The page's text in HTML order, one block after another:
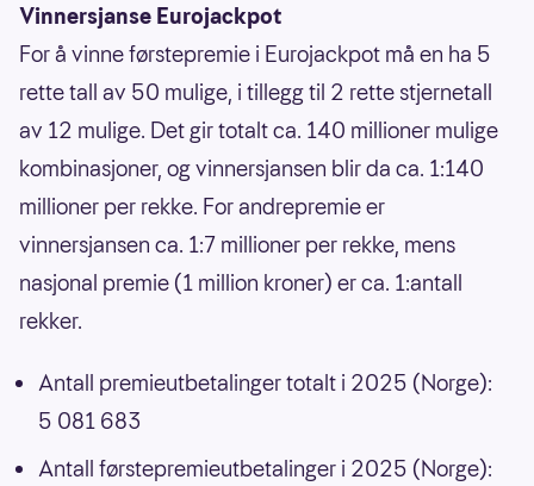
Vinnersjanse Eurojackpot
For å vinne førstepremie i Eurojackpot må en ha 5
rette tall av 50 mulige, i tillegg til 2 rette stjernetall
av 12 mulige. Det gir totalt ca. 140 millioner mulige
kombinasjoner, og vinnersjansen blir da ca. 1:140
millioner per rekke. For andrepremie er
vinnersjansen ca. 1:7 millioner per rekke, mens
nasjonal premie (1 million kroner) er ca. 1:antall
rekker.
Antall premieutbetalinger totalt i 2025 (Norge):
5 081 683
Antall førstepremieutbetalinger i 2025 (Norge):